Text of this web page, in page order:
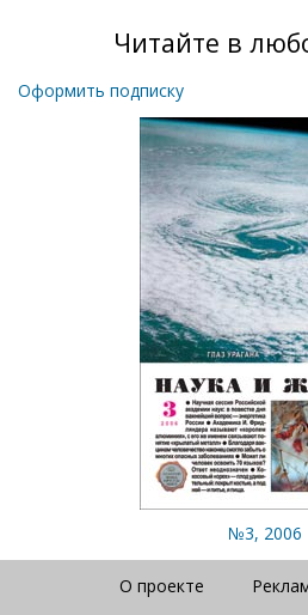
Читайте в
Оформить подписку
№3, 2006
О проекте